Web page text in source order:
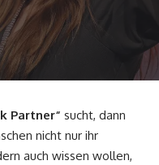
Partner“ sucht, dann
nicht nur ihr
auch wissen wollen,